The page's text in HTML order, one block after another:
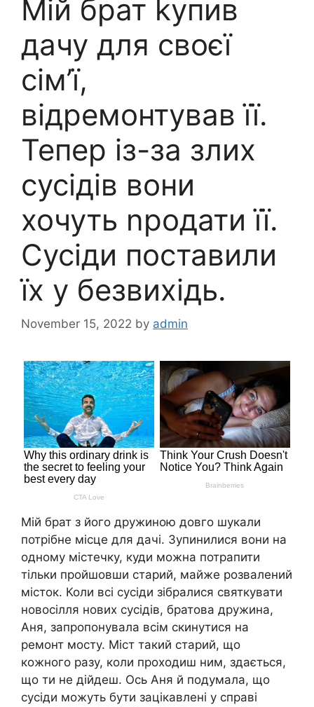
Мій брат kупив
дачу для своєї
сім’ї,
відремонтував її.
Тепер із-за злих
сусідів вони
хочуть nродати її.
Сусіди поставили
їх у безвихідь.
November 15, 2022 by admin
Мій брат з його дружиною довго шукали
потрібне місце для дачі. Зупинилися вони на
одному містечку, куди можна потрапити
тільки пройшовши старий, майже розвалений
місток. Коли всі сусіди зібралися святкувати
новосілля нових сусідів, братова дружина,
Аня, запропонувала всім скинутися на
ремонт мосту. Міст такий старий, що
кожного разу, коли проходиш ним, здається,
що ти не дійдеш. Ось Аня й подумала, що
сусіди можуть бути зацікавлені у справі